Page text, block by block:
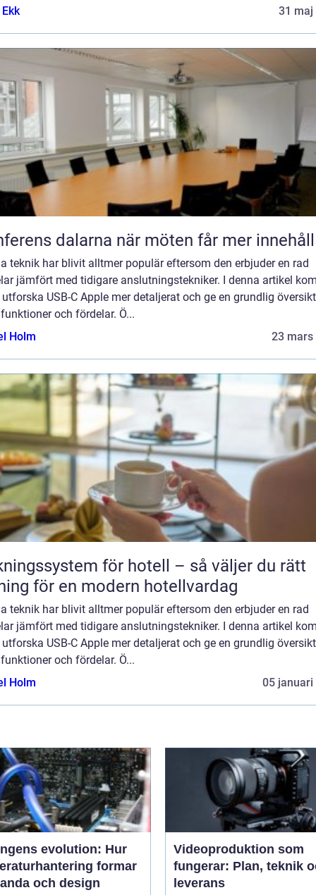
31 maj
Konferens dalarna när möten får mer innehåll
teknik har blivit alltmer populär eftersom den erbjuder en rad
jämfört med tidigare anslutningstekniker. I denna artikel
USB-C Apple mer detaljerat och ge en grundlig
och fördelar. Ö...
Holm
23 mars
för hotell – så väljer du rätt
för en modern hotellvardag
teknik har blivit alltmer populär eftersom den erbjuder en rad
jämfört med tidigare anslutningstekniker. I denna artikel
USB-C Apple mer detaljerat och ge en grundlig
och fördelar. Ö...
Holm
05 januari
evolution: Hur
formar
och design
Videoproduktion som
fungerar: Plan, teknik
leverans